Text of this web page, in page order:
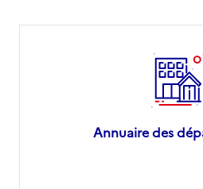
Annuaire des